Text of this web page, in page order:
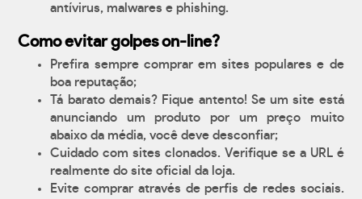
antívirus, malwares e phishing.
Como evitar golpes on-line?
Prefira sempre comprar em sites populares e de
boa reputação;
Tá barato demais? Fique antento! Se um site está
anunciando um produto por um preço muito
abaixo da média, você deve desconfiar;
Cuidado com sites clonados. Verifique se a URL é
realmente do site oficial da loja.
Evite comprar através de perfis de redes sociais.